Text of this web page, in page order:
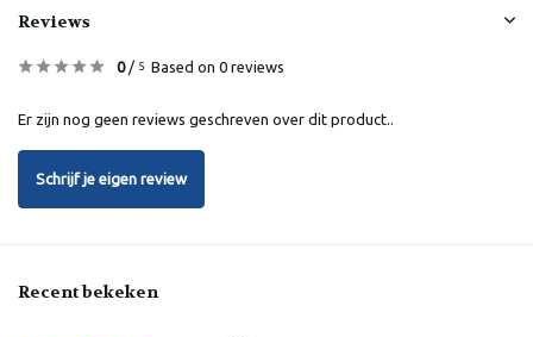
Reviews
0/ 5 Based on 0 reviews
Er zijn nog geen reviews geschreven over dit product..
Schrijf je eigen review
Recent bekeken